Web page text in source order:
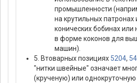
промышленности
на крутильных патронах
конических бобинах или
в форме коконов для
машин).
5. Втоварных позициях 5204,
"нитки швейные" означает
(крученую) или